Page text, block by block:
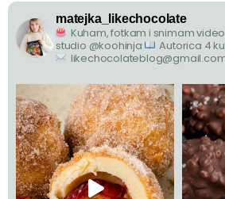
matejka_likechocolate
Kuham, fotkam i snimam
studio @koohinja
Autorica 4